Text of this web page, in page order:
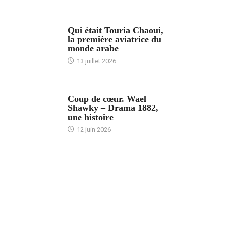
Qui était Touria Chaoui,
la première aviatrice du
monde arabe
13 juillet 2026
Coup de cœur. Wael
Shawky – Drama 1882,
une histoire
12 juin 2026